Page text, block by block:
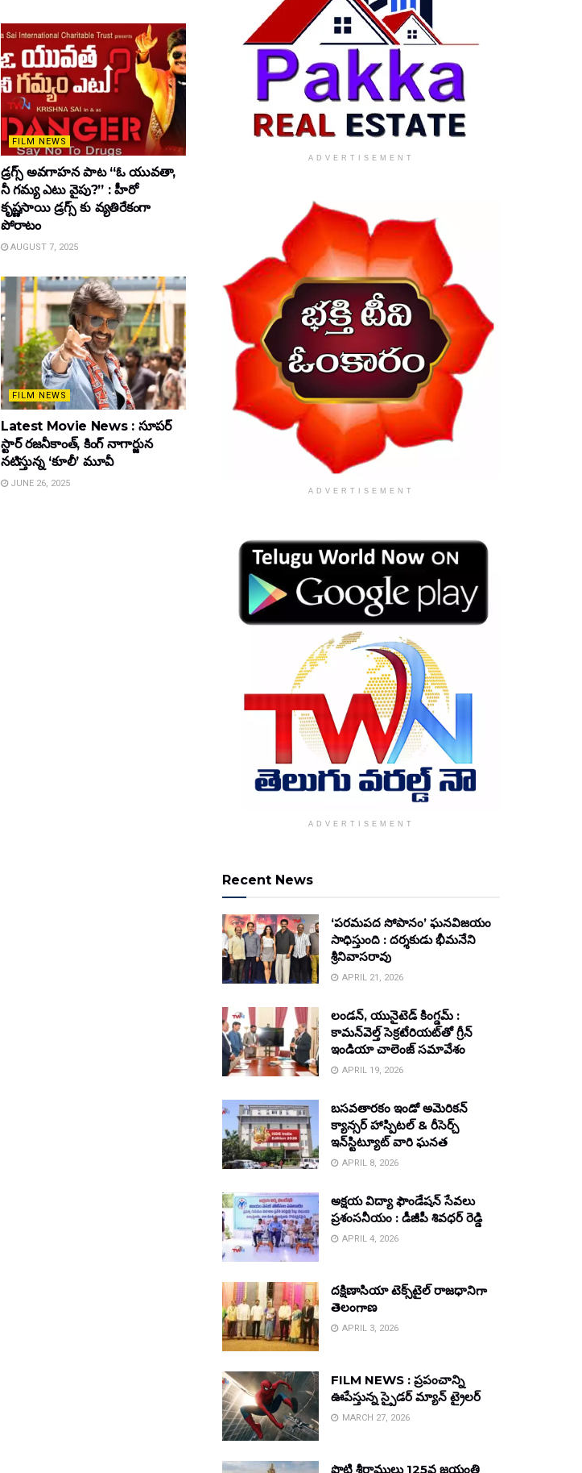
FILM NEWS
డ్రగ్స్ అవగాహన పాట “ఓ యువతా,
నీ గమ్య ఎటు వైపు?” : హీరో
కృష్ణసాయి డ్రగ్స్ కు వ్యతిరేకంగా
పోరాటం
AUGUST 7, 2025
FILM NEWS
Latest Movie News : సూపర్
స్టార్ రజనీకాంత్, కింగ్ నాగార్జున
నటిస్తున్న ‘కూలీ’ మూవీ
JUNE 26, 2025
ADVERTISEMENT
ADVERTISEMENT
ADVERTISEMENT
Recent News
‘పరమపద సోపానం’ ఘనవిజయం
సాధిస్తుంది : దర్శకుడు భీమనేని
శ్రీనివాసరావు
APRIL 21, 2026
లండన్, యునైటెడ్ కింగ్డమ్ :
కామన్‌వెల్త్ సెక్రటేరియట్‌తో గ్రీన్
ఇండియా చాలెంజ్ సమావేశం
APRIL 19, 2026
బసవతారకం ఇండో అమెరికన్
క్యాన్సర్ హాస్పిటల్ & రీసెర్చ్
ఇన్‌స్టిట్యూట్ వారి ఘనత
APRIL 8, 2026
అక్షయ విద్యా ఫౌండేషన్ సేవలు
ప్రశంసనీయం : డీజీపీ శివధర్ రెడ్డి
APRIL 4, 2026
దక్షిణాసియా టెక్స్‌టైల్ రాజధానిగా
తెలంగాణ
APRIL 3, 2026
FILM NEWS : ప్రపంచాన్ని
ఊపేస్తున్న స్పైడర్ మ్యాన్ ట్రైలర్
MARCH 27, 2026
పొట్టి శ్రీరాములు 125వ జయంతి